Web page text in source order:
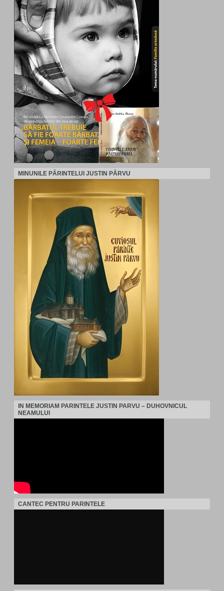
MINUNILE PĂRINTELUI JUSTIN PÂRVU
IN MEMORIAM PARINTELE JUSTIN PARVU – DUHOVNICUL
NEAMULUI
CANTEC PENTRU PARINTELE